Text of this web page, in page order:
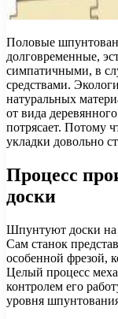
Половые
долговременные,
симпатичными, в
средствами.
натуральных
от вида
потрясает. Потому
укладки довольно
Процесс
доски
Шпунтуют доски на
Сам станок
особенной фрезой,
Целый процесс
контролем его
уровня